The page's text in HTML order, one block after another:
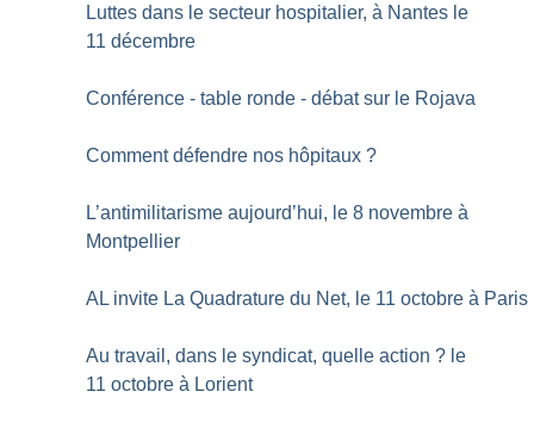
Luttes dans le secteur hospitalier, à Nantes le
11 décembre
Conférence - table ronde - débat sur le Rojava
Comment défendre nos hôpitaux ?
L’antimilitarisme aujourd’hui, le 8 novembre à
Montpellier
AL invite La Quadrature du Net, le 11 octobre à Paris
Au travail, dans le syndicat, quelle action ? le
11 octobre à Lorient